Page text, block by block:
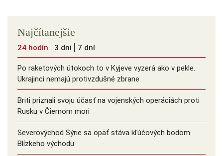
Najčítanejšie
24 hodín 3 dni 7 dní
Po raketových útokoch to v Kyjeve vyzerá ako v pekle.
Ukrajinci nemajú protivzdušné zbrane
Briti priznali svoju účasť na vojenských operáciách proti
Rusku v Čiernom mori
Severovýchod Sýrie sa opäť stáva kľúčových bodom
Blízkeho východu